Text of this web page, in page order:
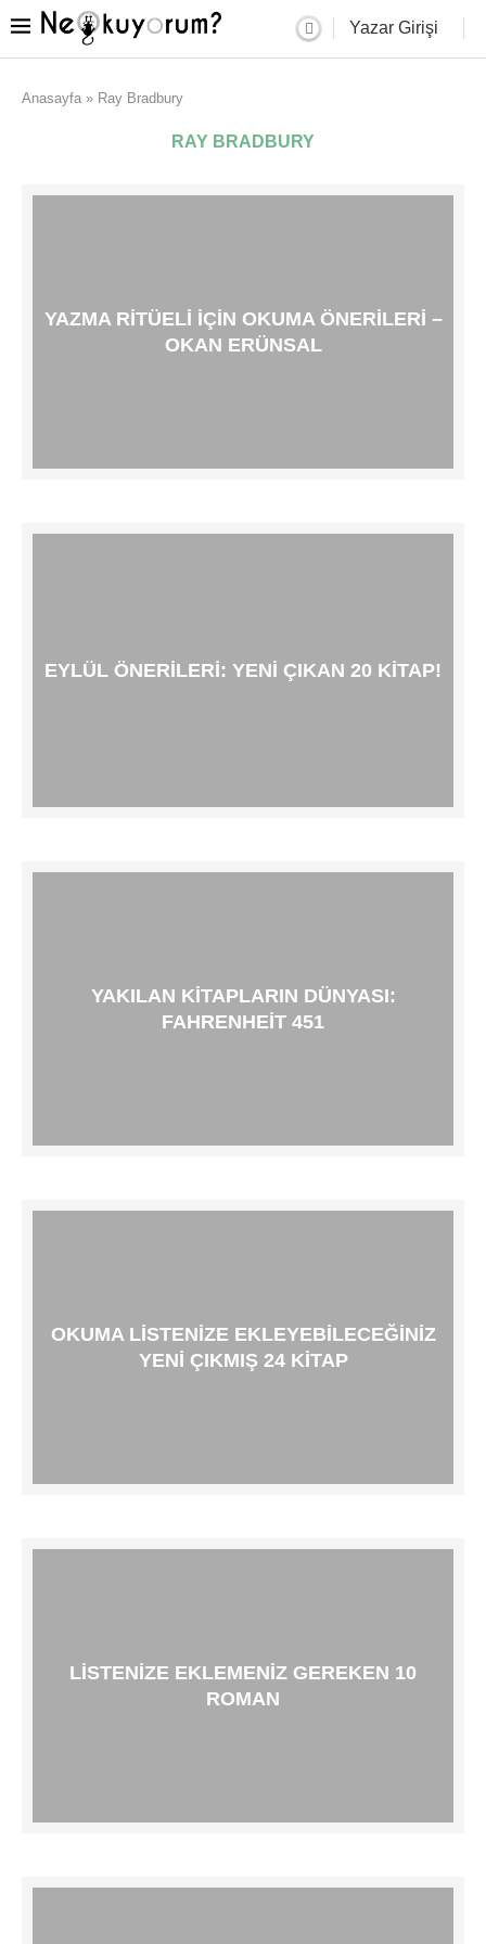
Yazar Girişi
Anasayfa » Ray Bradbury
RAY BRADBURY
YAZMA RITÜELI IÇIN OKUMA ÖNERILERI –
OKAN ERÜNSAL
EYLÜL ÖNERILERI: YENI ÇIKAN 20 KITAP!
YAKILAN KITAPLARIN DÜNYASI:
FAHRENHEIT 451
OKUMA LISTENIZE EKLEYEBILECEĞINIZ
YENI ÇIKMIŞ 24 KITAP
LISTENIZE EKLEMENIZ GEREKEN 10
ROMAN